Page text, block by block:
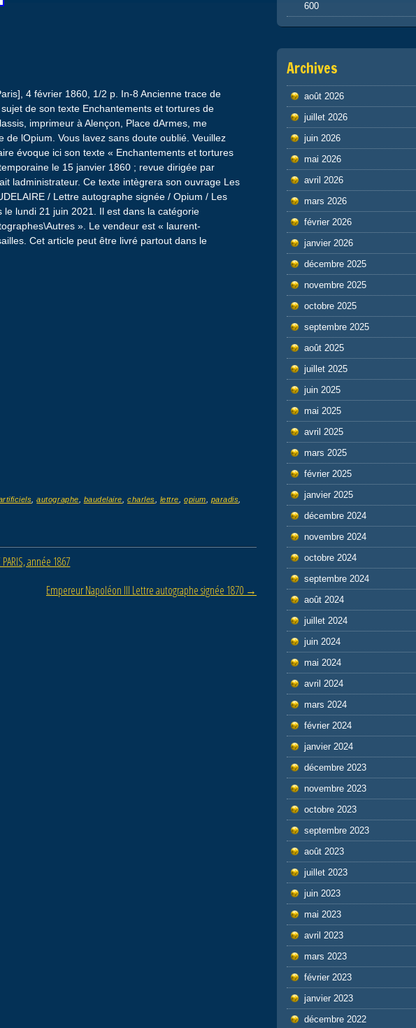
4 février 1860, 1/2 p. In-8 Ancienne trace de
de son texte Enchantements et tortures de
imprimeur à Alençon, Place dArmes, me
lOpium. Vous lavez sans doute oublié. Veuillez
évoque ici son texte « Enchantements et tortures
le 15 janvier 1860 ; revue dirigée par
ladministrateur. Ce texte intègrera son ouvrage Les
/ Lettre autographe signée / Opium / Les
lundi 21 juin 2021. Il est dans la catégorie
». Le vendeur est « laurent-
Cet article peut être livré partout dans le
,autographe baudelaire ,charles lettre opium paradis
PARIS, année 1867
Empereur Napoléon III Lettre autographe signée 1870 →
600
Archives
août 2026
juillet 2026
juin 2026
mai 2026
avril 2026
mars 2026
février 2026
janvier 2026
décembre 2025
novembre 2025
octobre 2025
septembre 2025
août 2025
juillet 2025
juin 2025
mai 2025
avril 2025
mars 2025
février 2025
janvier 2025
décembre 2024
novembre 2024
octobre 2024
septembre 2024
août 2024
juillet 2024
juin 2024
mai 2024
avril 2024
mars 2024
février 2024
janvier 2024
décembre 2023
novembre 2023
octobre 2023
septembre 2023
août 2023
juillet 2023
juin 2023
mai 2023
avril 2023
mars 2023
février 2023
janvier 2023
décembre 2022